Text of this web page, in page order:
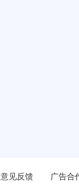
意见反馈 广告合